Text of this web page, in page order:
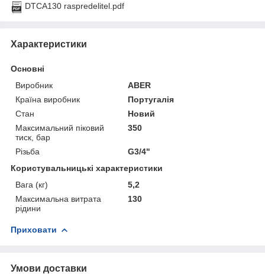
DTCA130 raspredelitel.pdf
Характеристики
Основні
Виробник
ABER
Країна виробник
Португалія
Стан
Новий
Максимальний піковий
тиск, бар
350
Різьба
G3/4"
Користувальницькі характеристики
Вага (кг)
5,2
Максимальна витрата
рідини
130
Приховати
Умови доставки